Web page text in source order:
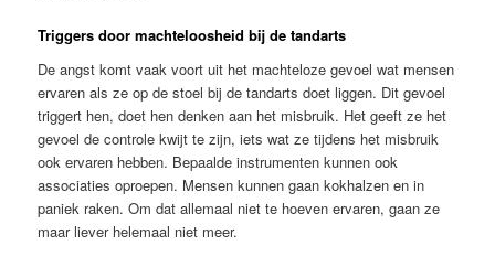
Triggers door machteloosheid bij de tandarts
De angst komt vaak voort uit het machteloze gevoel wat mensen
ervaren als ze op de stoel bij de tandarts doet liggen. Dit gevoel
triggert hen, doet hen denken aan het misbruik. Het geeft ze het
gevoel de controle kwijt te zijn, iets wat ze tijdens het misbruik
ook ervaren hebben. Bepaalde instrumenten kunnen ook
associaties oproepen. Mensen kunnen gaan kokhalzen en in
paniek raken. Om dat allemaal niet te hoeven ervaren, gaan ze
maar liever helemaal niet meer.